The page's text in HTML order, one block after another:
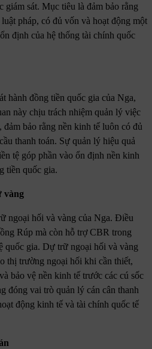
giám sát. Mục tiêu là đảm bảo rằng
pháp, có đủ vốn và hoạt động một
định của hệ thống tài chính quốc
hành đồng tiền quốc gia của Nga,
này chịu trách nhiệm quản lý việc
bảo rằng nền kinh tế luôn có đủ
thanh toán. Sự quản lý hiệu quả
tệ góp phần vào ổn định nền kinh
tiền quốc gia.
vàng
ngoại hối và vàng của Nga. Điều
Rúp mà còn hỗ trợ CBR trong
quốc gia. Dự trữ ngoại hối và vàng
thị trường ngoại hối khi cần thiết,
bảo vệ nền kinh tế trước các cú sốc
đóng vai trò quản lý cán cân thanh
động kinh tế và tài chính quốc tế